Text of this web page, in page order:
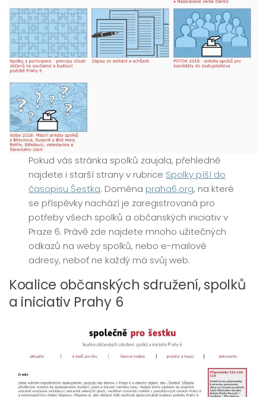
Pokud vás stránka spolků zaujala, přehledně
najdete i starší strany v rubrice Spolky píší do
časopisu Šestka. Doména praha6.org, na které
se příspěvky nachází je zaregistrovaná pro
potřeby všech spolků a občanských iniciativ v
Praze 6. Právě zde najdete mnoho užitečných
odkazů na weby spolků, nebo e-mailové
adresy, neboť ne každý má svůj web.
Koalice občanských sdružení, spolků
a iniciativ Prahy 6